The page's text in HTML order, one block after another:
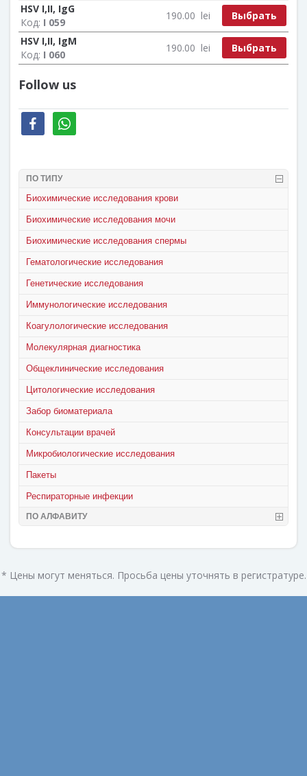
HSV I,II, IgG
Код: I 059
190.00 lei
Выбрать
HSV I,II, IgМ
Код: I 060
190.00 lei Выбрать
Follow us
facebookwhatsapp
ПО ТИПУ
Биохимические исследования крови
Биохимические исследования мочи
Биохимические исследования спермы
Гематологические исследования
Генетические исследования
Иммунологические исследования
Коагулологические исследования
Молекулярная диагностика
Общеклинические исследования
Цитологические исследования
Забор биоматериала
Консультации врачей
Микробиологические исследования
Пакеты
Респираторные инфекции
ПО АЛФАВИТУ
* Цены могут меняться. Просьба цены уточнять в регистратуре.